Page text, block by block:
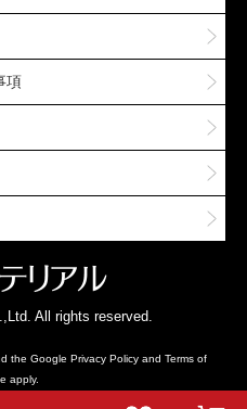
項
All rights reserved.
the Google Privacy Policyand Terms of
apply.